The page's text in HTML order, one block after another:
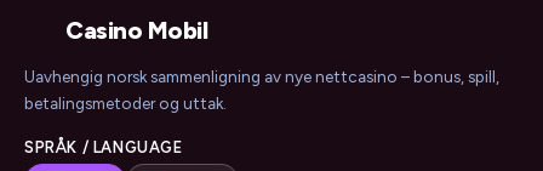
Casino Mobil
Uavhengig norsk sammenligning av nye nettcasino – bonus, spill,
betalingsmetoder og uttak.
SPRÅK / LANGUAGE